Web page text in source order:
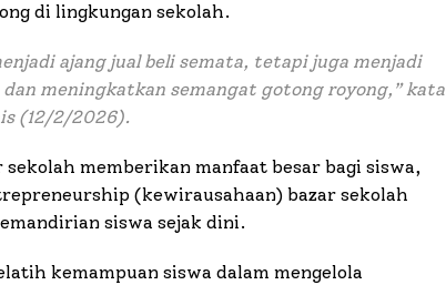
di lingkungan sekolah.
ajang jual beli semata, tetapi juga menjadi
meningkatkan semangat gotong royong,” kata
(12/2/2026).
memberikan manfaat besar bagi siswa,
(kewirausahaan) bazar sekolah
siswa sejak dini.
kemampuan siswa dalam mengelola